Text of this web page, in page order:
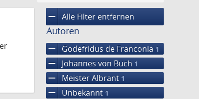
remove Alle Filter entfernen
Autoren
remove Godefridus de Franconia 1
remove Johannes von Buch 1
remove Meister Albrant 1
remove Unbekannt 1